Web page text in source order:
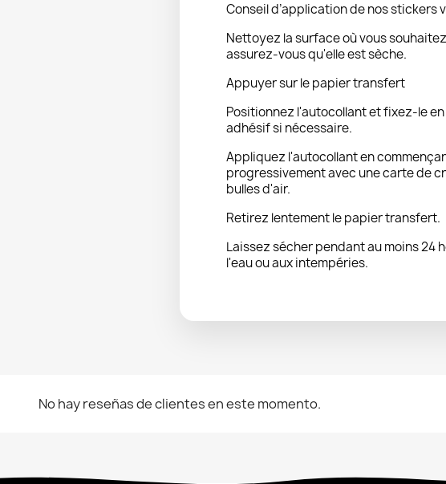
Conseil d’application de nos stickers
Nettoyez la surface où vous
assurez-vous qu'elle est sèche.
Appuyer sur le papier transfert
Positionnez l'autocollant et fixez-le
adhésif si nécessaire.
Appliquez l'autocollant en
progressivement avec une carte de
bulles d'air.
Retirez lentement le papier transfert.
Laissez sécher pendant au moins 24
l'eau ou aux intempéries.
No hay reseñas de clientes en este momento.